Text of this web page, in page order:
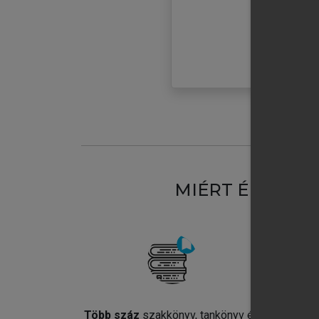
MIÉRT
Több száz szakkönyv, tankönyv és